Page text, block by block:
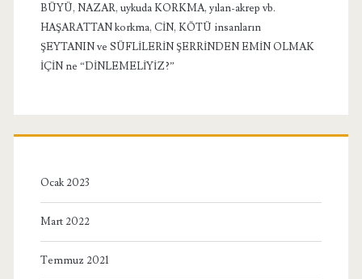
BÜYÜ, NAZAR, uykuda KORKMA, yılan-akrep vb.
HAŞARATTAN korkma, CİN, KÖTÜ insanların
ŞEYTANIN ve SÜFLİLERİN ŞERRİNDEN EMİN OLMAK
İÇİN ne “DİNLEMELİYİZ?”
Ocak 2023
Mart 2022
Temmuz 2021